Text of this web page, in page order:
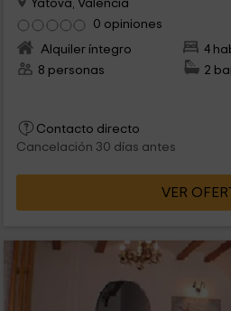
0 opiniones
Alquiler íntegro
4
8 personas
2
Contacto directo
Cancelación 30 días antes
VER